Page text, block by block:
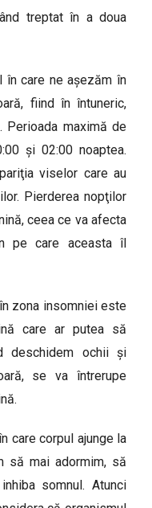
treptat în a doua
în care ne aşezăm în
fiind în întuneric,
Perioada maximă de
și 02:00 noaptea.
viselor care au
Pierderea nopţilor
ceea ce va afecta
pe care aceasta îl
zona insomniei este
care ar putea să
deschidem ochii şi
se va întrerupe
care corpul ajunge la
să mai adormim, să
somnul. Atunci